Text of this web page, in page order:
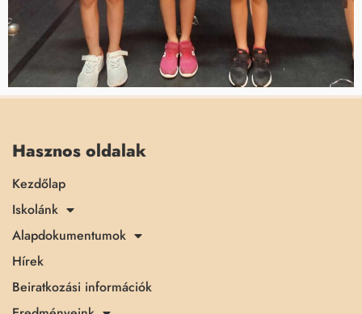
Hasznos oldalak
Kezdőlap
Iskolánk
Alapdokumentumok
Hírek
Beiratkozási információk